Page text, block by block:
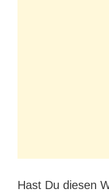
Hast Du diesen